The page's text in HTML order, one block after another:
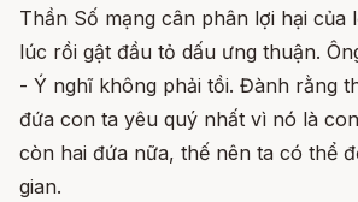
Thần Số mạng cân phân lợi hại của
lúc rồi gật đầu tỏ dấu ưng thuận.
- Ý nghĩ không phải tồi. Đành rằng
đứa con ta yêu quý nhất vì nó là
còn hai đứa nữa, thế nên ta có thể
gian.